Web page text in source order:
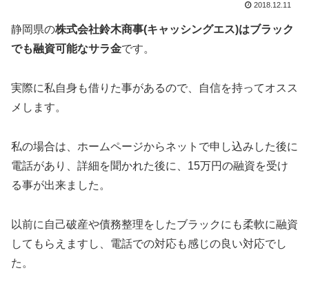
2018.12.11
静岡県の株式会社鈴木商事(キャッシングエス)はブラック
でも融資可能なサラ金です。
実際に私自身も借りた事があるので、自信を持ってオスス
メします。
私の場合は、ホームページからネットで申し込みした後に
電話があり、詳細を聞かれた後に、15万円の融資を受け
る事が出来ました。
以前に自己破産や債務整理をしたブラックにも柔軟に融資
してもらえますし、電話での対応も感じの良い対応でし
た。